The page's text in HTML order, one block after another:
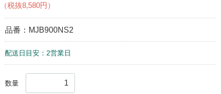
（税抜8,580円）
品番： MJB900NS2
配送日目安：2営業日
数量